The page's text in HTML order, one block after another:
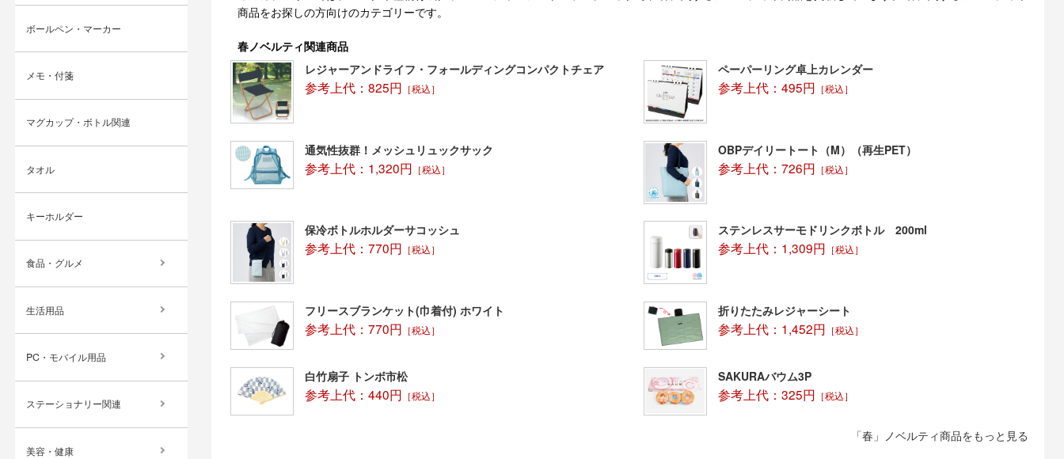
商品をお探しの方向けのカテゴリーです。
春ノベルティ関連商品
レジャーアンドライフ・フォールディングコンパクトチェア
参考上代：825円 ［税込］
ペーパーリング卓上カレンダー
参考上代：495円 ［税込］
通気性抜群！メッシュリュックサック
参考上代：1,320円 ［税込］
OBPデイリートート（M）（再生PET）
参考上代：726円 ［税込］
保冷ボトルホルダーサコッシュ
参考上代：770円 ［税込］
ステンレスサーモドリンクボトル 200ml
参考上代：1,309円 ［税込］
フリースブランケット(巾着付) ホワイト
参考上代：770円 ［税込］
折りたたみレジャーシート
参考上代：1,452円 ［税込］
白竹扇子 トンボ市松
参考上代：440円 ［税込］
SAKURAバウム3P
参考上代：325円 ［税込］
「春」ノベルティ商品をもっと見る
ボールペン・マーカー
メモ・付箋
マグカップ・ボトル関連
タオル
キーホルダー
食品・グルメ
生活用品
PC・モバイル用品
ステーショナリー関連
美容・健康